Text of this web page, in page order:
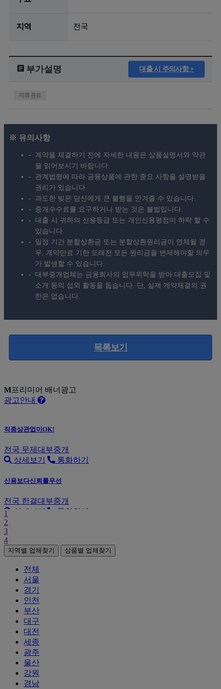
지역 전국
부가설명 대출 시 주의사항 +
제휴종료
※ 유의사항
계약을 체결하기 전에 자세한 내용은 상품설명서와 약관
을 읽어보시기 바랍니다.
관계법령에 따라 금융상품에 관한 중요 사항을 설명받을
권리가 있습니다.
과도한 빚은 당신에게 큰 불행을 안겨줄 수 있습니다.
중개수수료를 요구하거나 받는 것은 불법입니다.
대출 시 귀하의 신용등급 또는 개인신용평점이 하락 할 수
있습니다.
일정 기간 분할상환금 또는 분할상환원리금이 연체될 경
우, 계약만료 기한 도래전 모든 원리금을 변제해야할 의무
가 발생할 수 있습니다.
대부중개업체는 금융회사의 업무위탁을 받아 대출모집 및
소개 등의 섭외 활동을 돕습니다. 단, 실제 계약체결의 권
한은 없습니다.
목록보기
M프리미어 배너광고
광고안내
직종상관없이OK!
전국 무제대부중개
상세보기
통화하기
신용보다신뢰를우선
전국 한결대부중개
상세보기
통화하기
1
2
3
4
지역별 업체찾기 상품별 업체찾기
전체
서울
경기
인천
부산
대구
대전
세종
광주
울산
강원
경남